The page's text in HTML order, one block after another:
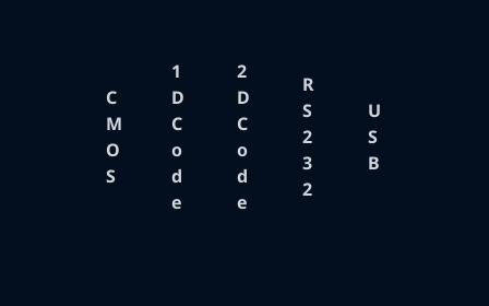
C
M
O
S
1
D
C
o
d
e
2
D
C
o
d
e
R
S
2
3
2
U
S
B